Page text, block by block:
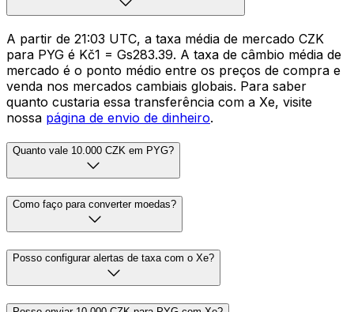
A partir de 21:03 UTC, a taxa média de mercado CZK
para PYG é Kč1 = Gs283.39. A taxa de câmbio média de
mercado é o ponto médio entre os preços de compra e
venda nos mercados cambiais globais. Para saber
quanto custaria essa transferência com a Xe, visite
nossa página de envio de dinheiro.
Quanto vale 10.000 CZK em PYG?
Como faço para converter moedas?
Posso configurar alertas de taxa com o Xe?